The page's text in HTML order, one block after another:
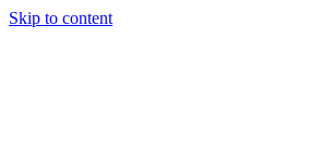
Skip to content